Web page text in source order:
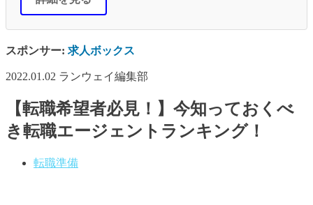
スポンサー: 求人ボックス
2022.01.02 ランウェイ編集部
【転職希望者必見！】今知っておくべ
き転職エージェントランキング！
転職準備